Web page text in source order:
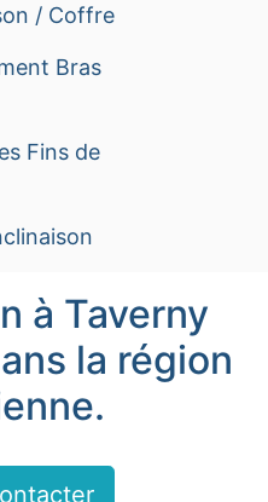
/ Coffre
Bras
Fins de
à Taverny
la région